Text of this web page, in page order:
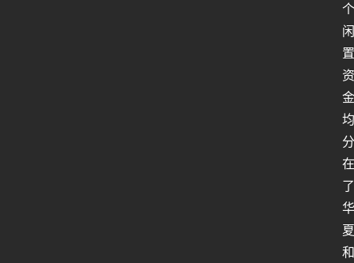
个
闲
置
资
金
均
分
在
了
华
夏
和